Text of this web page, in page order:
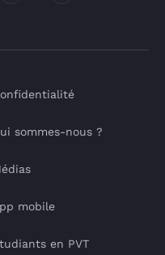
sommes-nous ?
mobile
en PVT